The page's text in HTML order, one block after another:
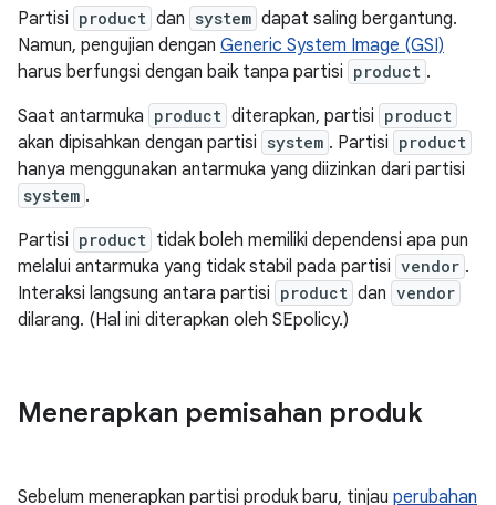
Partisi product dan system dapat saling bergantung.
Namun, pengujian dengan Generic System Image (GSI)
harus berfungsi dengan baik tanpa partisi product .
Saat antarmuka product diterapkan, partisi product
akan dipisahkan dengan partisi system . Partisi product
hanya menggunakan antarmuka yang diizinkan dari partisi
system .
Partisi product tidak boleh memiliki dependensi apa pun
melalui antarmuka yang tidak stabil pada partisi vendor .
Interaksi langsung antara partisi product dan vendor
dilarang. (Hal ini diterapkan oleh SEpolicy.)
Menerapkan pemisahan produk
Sebelum menerapkan partisi produk baru, tinjau perubahan